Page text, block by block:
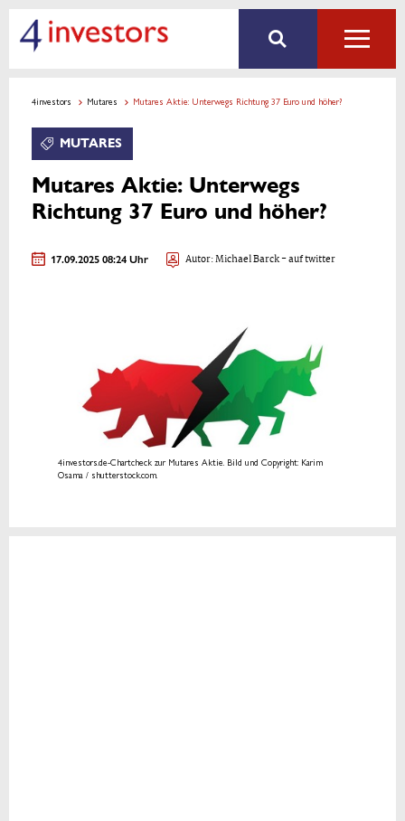
4investors Mutares Mutares Aktie: Unterwegs Richtung 37 Euro und höher?
MUTARES
Mutares Aktie: Unterwegs
Richtung 37 Euro und höher?
17.09.2025 08:24 Uhr Autor:Michael Barck- auf twitter
4investors.de-Chartcheck zur Mutares Aktie. Bild und Copyright: Karim
Osama / shutterstock.com.